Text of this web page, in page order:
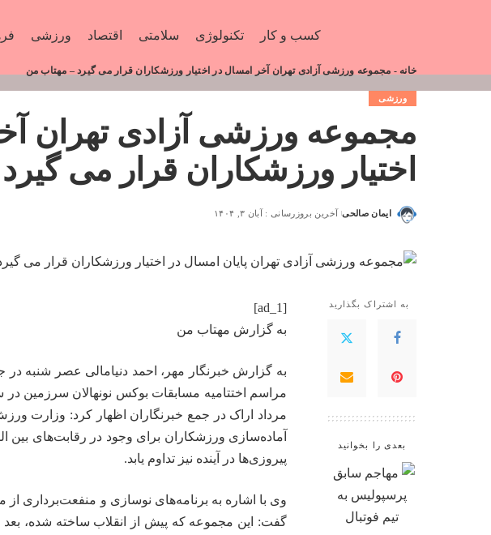
کسب و کار تکنولوژی سلامتی اقتصاد ورزشی
خانه - مجموعه ورزشی آزادی تهران آخر امسال در اختیار ورزشکاران قرار می گیرد – مهتاب من
ورزشی
مجموعه ورزشی آزادی تهران
اختیار ورزشکاران قرار می
ایمان صالحی آخرین بروزرسانی : آبان ۳, ۱۴۰۴
به اشتراک بگذارید
بعدی را بخوانید
[ad_1]
به گزارش مهتاب من
به گزارش خبرنگار مهر، احمد دنیامالی عصر شنبه در
مراسم اختتامیه مسابقات بوکس نونهالان سرزمین در
مرداد اراک در جمع خبرنگاران اظهار کرد: وزارت
آماده‌سازی ورزشکاران برای وجود در رقابت‌های بین
پیروزی‌ها در آینده نیز تداوم یابد.
وی با اشاره به برنامه‌های نوسازی و منفعت‌برداری
گفت: این مجموعه که پیش از انقلاب ساخته شده، بعد